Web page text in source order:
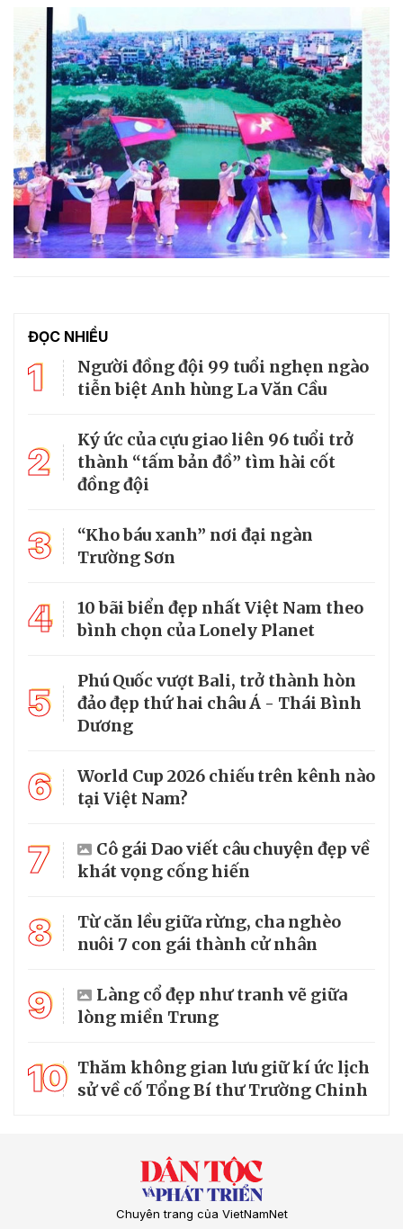
ĐỌC NHIỀU
1
Người đồng đội 99 tuổi nghẹn ngào
tiễn biệt Anh hùng La Văn Cầu
2
Ký ức của cựu giao liên 96 tuổi trở
thành “tấm bản đồ” tìm hài cốt
đồng đội
3
“Kho báu xanh” nơi đại ngàn
Trường Sơn
4
10 bãi biển đẹp nhất Việt Nam theo
bình chọn của Lonely Planet
5
Phú Quốc vượt Bali, trở thành hòn
đảo đẹp thứ hai châu Á - Thái Bình
Dương
6
World Cup 2026 chiếu trên kênh nào
tại Việt Nam?
7
Cô gái Dao viết câu chuyện đẹp về
khát vọng cống hiến
8
Từ căn lều giữa rừng, cha nghèo
nuôi 7 con gái thành cử nhân
9
Làng cổ đẹp như tranh vẽ giữa
lòng miền Trung
10 Thăm không gian lưu giữ kí ức lịch
sử về cố Tổng Bí thư Trường Chinh
Chuyên trang của VietNamNet